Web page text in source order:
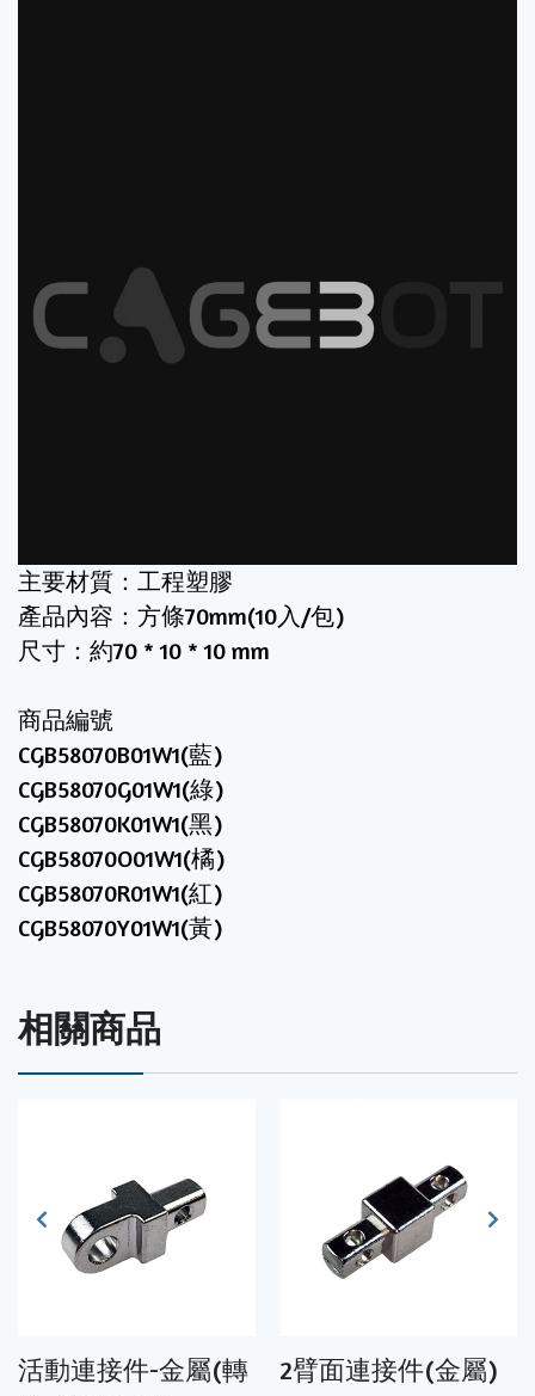
主要材質：工程塑膠
產品內容：方條70mm(10入/包)
尺寸：約70 * 10 * 10 mm
商品編號​
CGB58070B01W1(藍)
CGB58070G01W1(綠)
CGB58070K01W1(黑)
CGB58070O01W1(橘)
CGB58070R01W1(紅)
CGB58070Y01W1(黃)
相關商品
活動連接件-金屬(轉
2臂面連接件(金屬)